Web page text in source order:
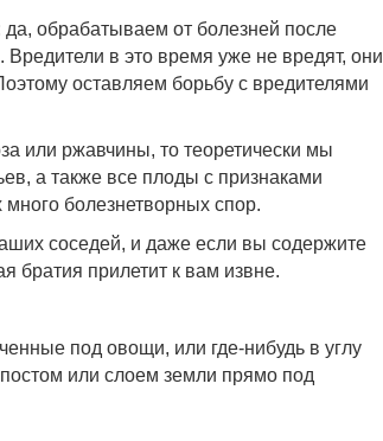
обрабатываем от болезней после
Вредители в это время уже не вредят, они
оставляем борьбу с вредителями
или ржавчины, то теоретически мы
а также все плоды с признаками
много болезнетворных спор.
соседей, и даже если вы содержите
братия прилетит к вам извне.
под овощи, или где-нибудь в углу
или слоем земли прямо под